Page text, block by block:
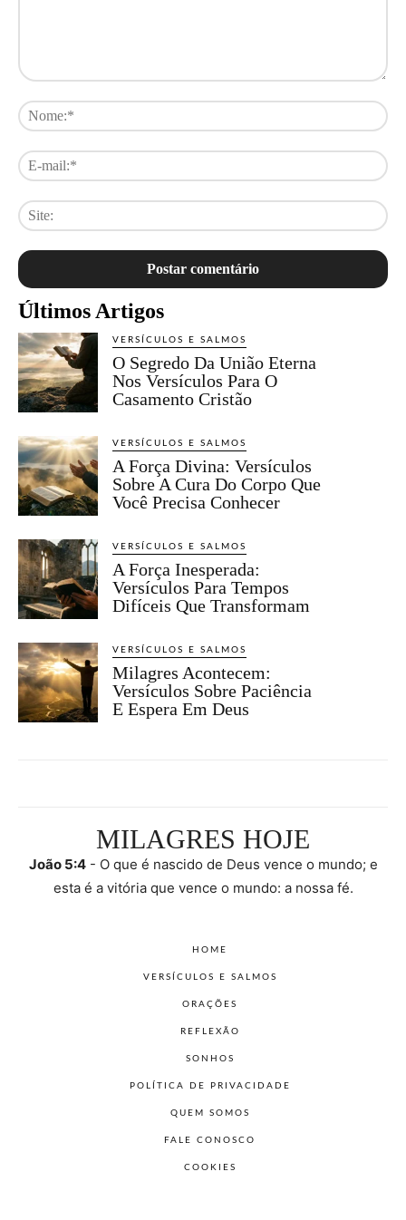
Últimos Artigos
VERSÍCULOS E SALMOS
O Segredo Da União Eterna
Nos Versículos Para O
Casamento Cristão
VERSÍCULOS E SALMOS
A Força Divina: Versículos
Sobre A Cura Do Corpo Que
Você Precisa Conhecer
VERSÍCULOS E SALMOS
A Força Inesperada:
Versículos Para Tempos
Difíceis Que Transformam
VERSÍCULOS E SALMOS
Milagres Acontecem:
Versículos Sobre Paciência
E Espera Em Deus
MILAGRES HOJE
João 5:4- O que é nascido de Deus vence o mundo; e
esta é a vitória que vence o mundo: a nossa fé.
HOME
VERSÍCULOS E SALMOS
ORAÇÕES
REFLEXÃO
SONHOS
POLÍTICA DE PRIVACIDADE
QUEM SOMOS
FALE CONOSCO
COOKIES